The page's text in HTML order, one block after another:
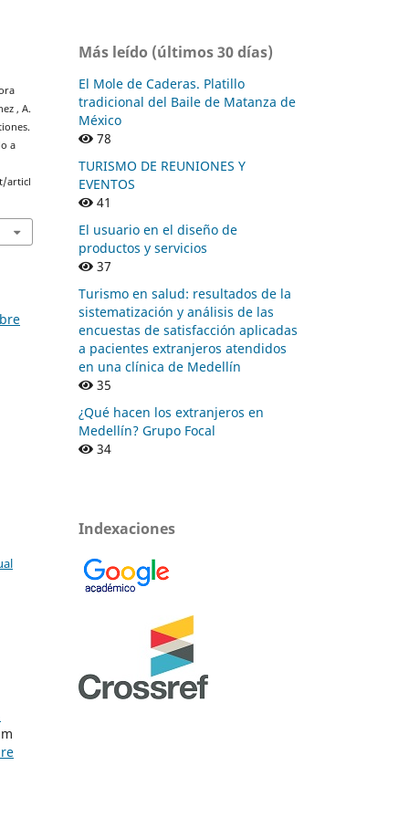
, A.
a
articl
Más leído (últimos 30 días)
El Mole de Caderas. Platillo
tradicional del Baile de Matanza de
México
78
TURISMO DE REUNIONES Y
EVENTOS
41
El usuario en el diseño de
productos y servicios
37
Turismo en salud: resultados de la
sistematización y análisis de las
encuestas de satisfacción aplicadas
a pacientes extranjeros atendidos
en una clínica de Medellín
35
¿Qué hacen los extranjeros en
Medellín? Grupo Focal
34
Indexaciones